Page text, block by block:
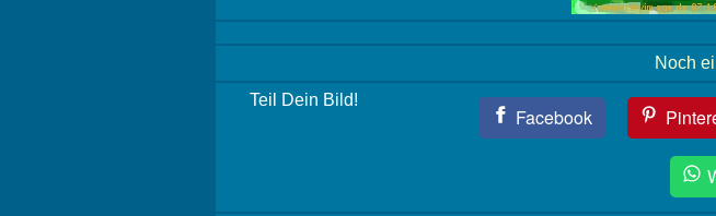
Noch
Teil Dein Bild!
Facebook